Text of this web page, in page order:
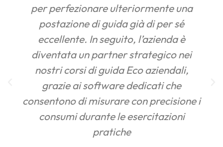
una
già di per sé
l’azienda è
strategico nei
Eco aziendali,
dedicati che
con precisione i
esercitazioni
compagno
quarantena:
allenato e, allo
divertirsi. La
made in Italy, è curata
dettaglio, mentre il
sensazioni
davvero al